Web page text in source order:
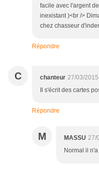
facile avec l'argent
inexistant )<br />
chez chasseur
Répondre
C chanteur 27/03/
Il s'écrit des cartes
Répondre
M MASSU 27/
Normal il